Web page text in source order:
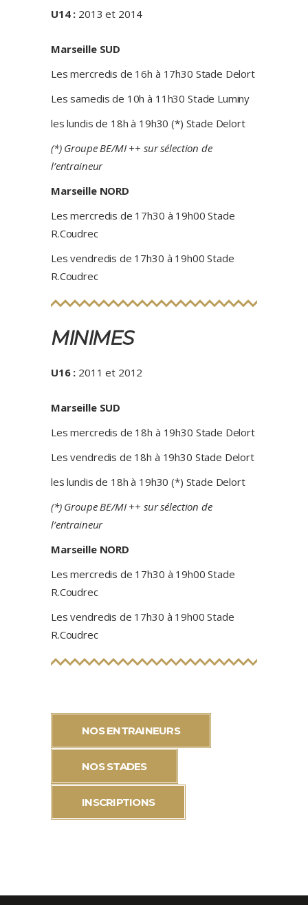
U14 : 2013 et 2014
Marseille SUD
Les mercredis de 16h à 17h30 Stade Delort
Les samedis de 10h à 11h30 Stade Luminy
les lundis de 18h à 19h30 (*) Stade Delort
(*) Groupe BE/MI ++ sur sélection de
l’entraineur
Marseille NORD
Les mercredis de 17h30 à 19h00 Stade
R.Coudrec
Les vendredis de 17h30 à 19h00 Stade
R.Coudrec
MINIMES
U16 : 2011 et 2012
Marseille SUD
Les mercredis de 18h à 19h30 Stade Delort
Les vendredis de 18h à 19h30 Stade Delort
les lundis de 18h à 19h30 (*) Stade Delort
(*) Groupe BE/MI ++ sur sélection de
l’entraineur
Marseille NORD
Les mercredis de 17h30 à 19h00 Stade
R.Coudrec
Les vendredis de 17h30 à 19h00 Stade
R.Coudrec
NOS ENTRAINEURS
NOS STADES
INSCRIPTIONS